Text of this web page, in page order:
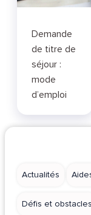
Demande
de titre de
séjour :
mode
d’emploi
Actualités
Défis et obstacles